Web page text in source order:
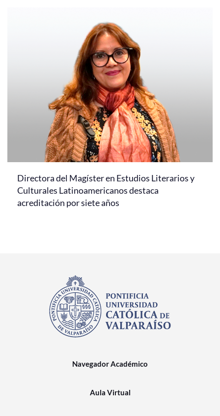
Directora del Magíster en Estudios Literarios y
Culturales Latinoamericanos destaca
acreditación por siete años
Navegador Académico
Aula Virtual